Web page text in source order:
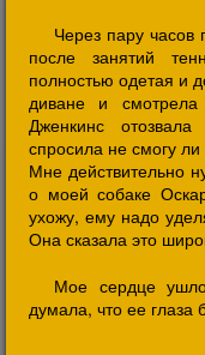
Через пару
после занятий
полностью одетая и
диване и
Дженкинс
спросила не смогу
Мне действительно
о моей собаке
ухожу, ему надо
Она сказала это
Мое сердце
думала, что ее глаза